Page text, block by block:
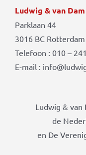
Ludwig & van Dam
Parklaan 44
3016 BC Rotterdam
Telefoon : 010 –
E-mail :
Ludwig & van
de
en De